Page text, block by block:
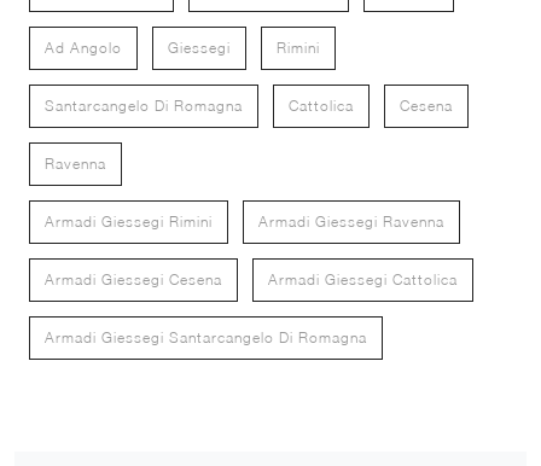
Ad Angolo Giessegi Rimini
Santarcangelo Di Romagna Cattolica Cesena
Ravenna
Armadi Giessegi Rimini Armadi Giessegi Ravenna
Armadi Giessegi Cesena Armadi Giessegi Cattolica
Armadi Giessegi Santarcangelo Di Romagna